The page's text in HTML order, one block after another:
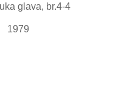
glava, br.4-4
1979